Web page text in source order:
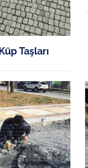
Taşları